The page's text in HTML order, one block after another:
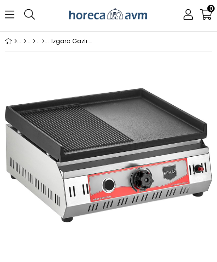
0
Izgara Gazlı Ce Belgeli Döküm 50 Cm